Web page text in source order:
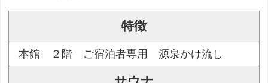
特徴
本館 ２階 ご宿泊者専用 源泉かけ流し